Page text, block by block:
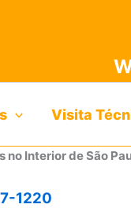
Visita
Interior de São
1220